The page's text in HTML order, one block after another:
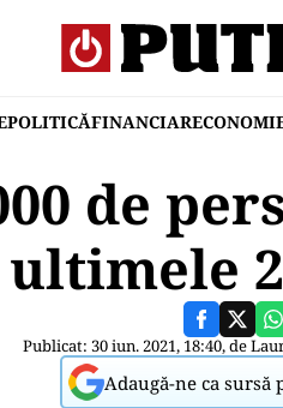
POLITICĂFINANCIAR
de
ultimele
Publicat: 30 iun. 2021, 18:40, de
Adaugă-ne ca sursă